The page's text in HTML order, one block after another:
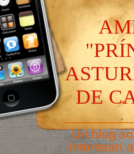
DE
Un blog
interesan